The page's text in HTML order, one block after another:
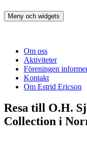
till
Estrid Ericsons Vänner
Meny och widgets
Om oss
Aktiviteter
Föreningen
Kontakt
Om Estrid Ericson
Resa till O.H.
Collection i